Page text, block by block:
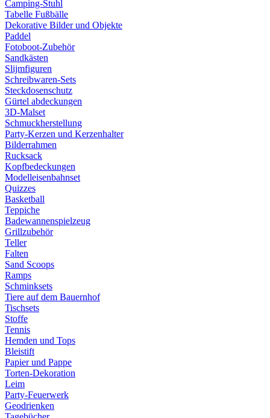
Camping-Stuhl
Tabelle Fußbälle
Dekorative Bilder und Objekte
Paddel
Fotoboot-Zubehör
Sandkästen
Slijmfiguren
Schreibwaren-Sets
Steckdosenschutz
Gürtel abdeckungen
3D-Malset
Schmuckherstellung
Party-Kerzen und Kerzenhalter
Bilderrahmen
Rucksack
Kopfbedeckungen
Modelleisenbahnset
Quizzes
Basketball
Teppiche
Badewannenspielzeug
Grillzubehör
Teller
Falten
Sand Scoops
Ramps
Schminksets
Tiere auf dem Bauernhof
Tischsets
Stoffe
Tennis
Hemden und Tops
Bleistift
Papier und Pappe
Torten-Dekoration
Leim
Party-Feuerwerk
Geodrienken